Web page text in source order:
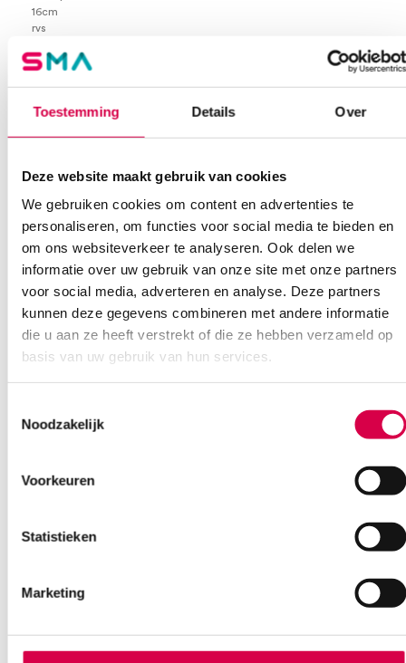
Toestemming Details Over
Deze website maakt gebruik van cookies
We gebruiken cookies om content en advertenties te
personaliseren, om functies voor social media te bieden en
om ons websiteverkeer te analyseren. Ook delen we
informatie over uw gebruik van onze site met onze partners
voor social media, adverteren en analyse. Deze partners
kunnen deze gegevens combineren met andere informatie
die u aan ze heeft verstrekt of die ze hebben verzameld op
basis van uw gebruik van hun services.
Noodzakelijk
Voorkeuren
Statistieken
Marketing
16cm
rvs
Extra informatie
Steriel onsteriel
Beoordelingen (0)
Er zijn nog geen beoordelingen.
Wees de eerste om “Mayo-Hegar naaldvoerder, 16cm (1)” te
beoordelen
Je moetingelogd zijnom een beoordeling te plaatsen.
Op voorraad? Vandaag besteld, vandaag verzonden
Geen klein order toeslag vanaf €75 bestelwaarde
We scoren een gemiddelde van 7.7! (10 beoordelingen)
Onze klantenservice is bereikbaar van maandag t/m vrijdag van